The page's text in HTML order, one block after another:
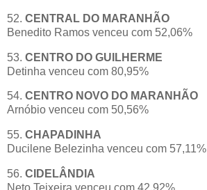
52. CENTRAL DO MARANHÃO
Benedito Ramos venceu com 52,06%
53. CENTRO DO GUILHERME
Detinha venceu com 80,95%
54. CENTRO NOVO DO MARANHÃO
Arnóbio venceu com 50,56%
55. CHAPADINHA
Ducilene Belezinha venceu com 57,11%
56. CIDELÂNDIA